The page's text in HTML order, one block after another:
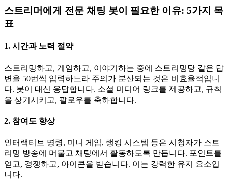
스트리머에게 전문 채팅 봇이 필요한 이유: 5가지 목
표
1. 시간과 노력 절약
스트리밍하고, 게임하고, 이야기하는 중에 스트리밍당 같은 답
변을 50번씩 입력하느라 주의가 분산되는 것은 비효율적입니
다. 봇이 대신 응답합니다. 소셜 미디어 링크를 제공하고, 규칙
을 상기시키고, 팔로우를 축하합니다.
2. 참여도 향상
인터랙티브 명령, 미니 게임, 랭킹 시스템 등은 시청자가 스트
리밍 방송에 머물고 채팅에서 활동하도록 만듭니다. 포인트를
얻고, 경쟁하고, 아이콘을 받습니다. 이는 강력한 유지 요소입
니다.